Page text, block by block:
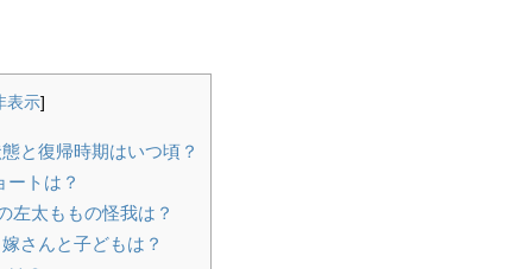
表示]
と復帰時期はいつ頃？
ートは？
左太ももの怪我は？
さんと子どもは？